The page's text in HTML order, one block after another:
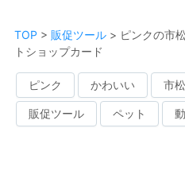
TOP > 販促ツール > ピンクの市
トショップカード
ピンク かわいい 市
販促ツール ペット